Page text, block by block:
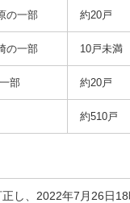
の一部 約20戸
の一部 10戸未満
部 約20戸
約510戸
正し、2022年7月26日